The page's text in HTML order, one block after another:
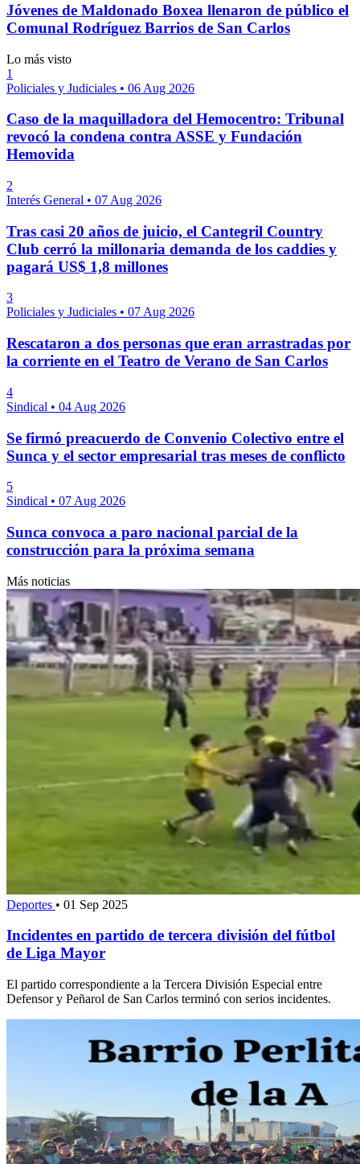
Jóvenes de Maldonado Boxea llenaron de público el
Comunal Rodríguez Barrios de San Carlos
Lo más visto
1
Policiales y Judiciales • 06 Aug 2026
Caso de la maquilladora del Hemocentro: Tribunal
revocó la condena contra ASSE y Fundación
Hemovida
2
Interés General • 07 Aug 2026
Tras casi 20 años de juicio, el Cantegril Country
Club cerró la millonaria demanda de los caddies y
pagará US$ 1,8 millones
3
Policiales y Judiciales • 07 Aug 2026
Rescataron a dos personas que eran arrastradas por
la corriente en el Teatro de Verano de San Carlos
4
Sindical • 04 Aug 2026
Se firmó preacuerdo de Convenio Colectivo entre el
Sunca y el sector empresarial tras meses de conflicto
5
Sindical • 07 Aug 2026
Sunca convoca a paro nacional parcial de la
construcción para la próxima semana
Más noticias
Deportes • 01 Sep 2025
Incidentes en partido de tercera división del fútbol
de Liga Mayor
El partido correspondiente a la Tercera División Especial entre
Defensor y Peñarol de San Carlos terminó con serios incidentes.